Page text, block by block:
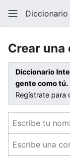
Crear una
Diccionario
gente como tú.
Regístrate para